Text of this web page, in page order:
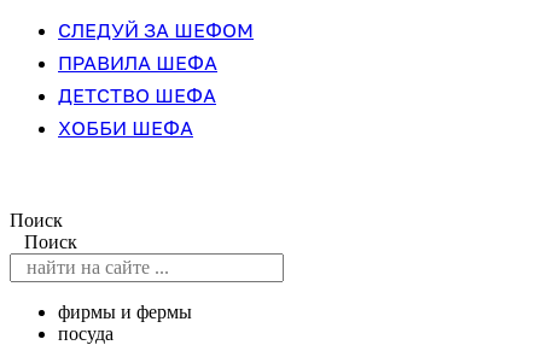
СЛЕДУЙ ЗА ШЕФОМ
ПРАВИЛА ШЕФА
ДЕТСТВО ШЕФА
ХОББИ ШЕФА
Поиск
Поиск
фирмы и фермы
посуда